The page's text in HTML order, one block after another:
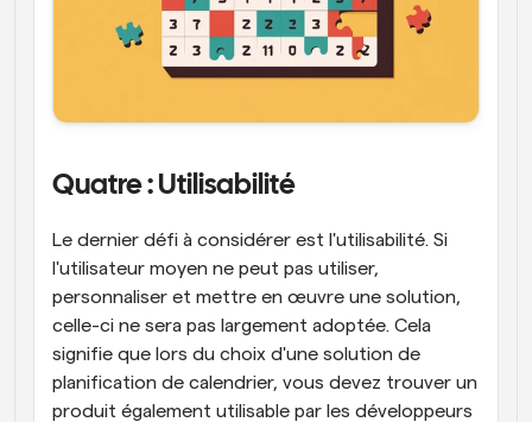
Quatre : Utilisabilité
Le dernier défi à considérer est l'utilisabilité. Si
l'utilisateur moyen ne peut pas utiliser,
personnaliser et mettre en œuvre une solution,
celle-ci ne sera pas largement adoptée. Cela
signifie que lors du choix d'une solution de
planification de calendrier, vous devez trouver un
produit également utilisable par les développeurs